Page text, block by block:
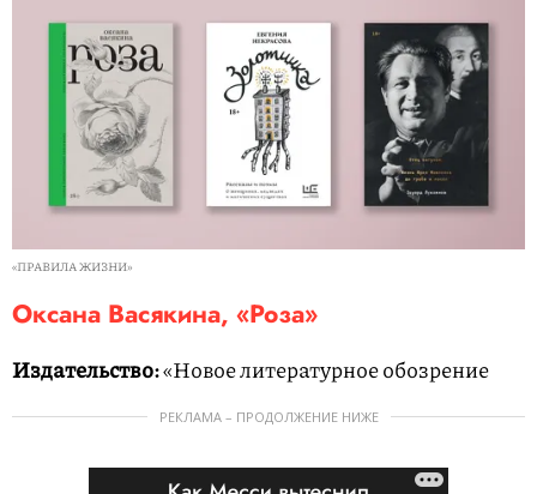
«ПРАВИЛА ЖИЗНИ»
Оксана Васякина, «Роза»
Издательство:«Новое литературное обозрение
РЕКЛАМА – ПРОДОЛЖЕНИЕ НИЖЕ